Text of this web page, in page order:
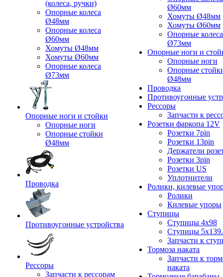
(колеса, ручки)
Опорные колеса
Ø48мм
Опорные колеса
Ø60мм
Хомуты Ø48мм
Хомуты Ø60мм
Опорные колеса
Ø73мм
Опорные ноги и стойки
Опорные ноги
Опорные стойки
Ø48мм
Проводка
Противоугонные устройства
Рессоры
Запчасти к рессорам
Ø60мм
Хомуты Ø48мм
Хомуты Ø60мм
Опорные колеса
Ø73мм
Опорные ноги и
Опорные ноги
Опорные
Ø48мм
Проводка
Противоугонные
Рессоры
Запчасти к
Розетки фаркопа 12V
Розетки 7pin
Розетки 13pin
Держатели
Розетки 3pin
Розетки US
Уплотнители
Ролики, килевые
Ролики
Килевые упоры
Ступицы
Ступицы 4x98
Ступицы
Запчасти к
Тормоза наката
Запчасти к
наката